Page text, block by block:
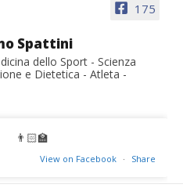
175
Spattini
dello Sport - Scienza
e Dietetica - Atleta -
👨🏻‍🏫
View on Facebook · Share